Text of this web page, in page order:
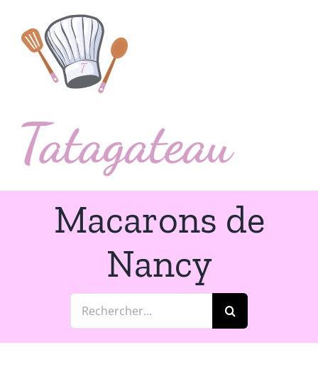
contenu
Macarons de
Nancy
Rechercher: